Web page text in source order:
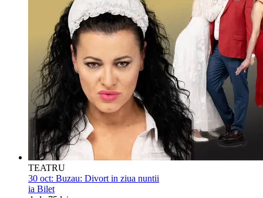
TEATRU
30 oct: Buzau: Divort in ziua nuntii
ia Bilet